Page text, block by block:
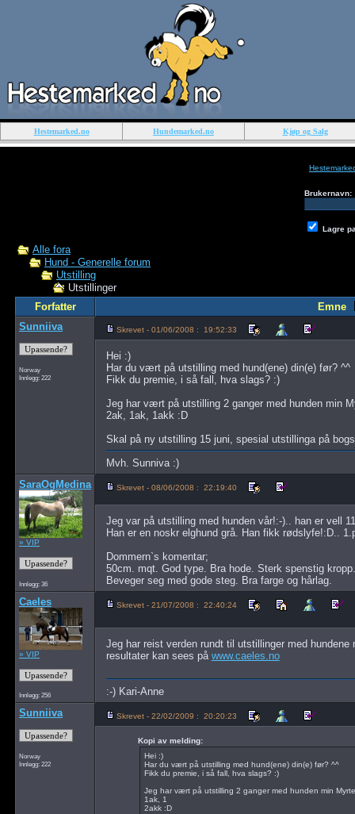
Hestemarked.no Hundemarked.no Kjøp og Salg
Brukernavn:
Lagre
Alle fora
Hund - Generelle forum
Utstilling
Utstillinger
Forfatter
Emne
Sunniiva
Norway
Innlegg: 222
Skrevet - 01/06/2008 : 19:52:33
Hei :)
Har du vært på utstilling med hund(ene) din(e) før? ^^
Fikk du premie, i så fall, hva slags? :)
Jeg har vært på utstilling 2 ganger med hunden min
2ak, 1ak, 1akk :D
Skal på ny utstilling 15 juni, spesial utstillinga på
Mvh. Sunniva :)
SaraOgMedina
» VIP
Innlegg: 36
Skrevet - 08/06/2008 : 22:19:40
Jeg var på utstilling med hunden vår!:-).. han er vell
Han er en noskr elghund grå. Han fikk rødslyfe!:D..
Dommern`s komentar;
50cm. mqt. God type. Bra hode. Sterk spenstig
Beveger seg med gode steg. Bra farge og hårlag.
Caeles
» VIP
Innlegg: 256
Skrevet - 21/07/2008 : 22:40:24
Jeg har reist verden rundt til utstillinger med
resultater kan sees på www.caeles.no
:-) Kari-Anne
Sunniiva
Norway
Innlegg: 222
Skrevet - 22/02/2009 : 20:20:23
Kopi av melding:
Hei :)
Har du vært på utstilling med hund(ene) din(e) før? ^^
Fikk du premie, i så fall, hva slags? :)
Jeg har vært på utstilling 2 ganger med hunden min
1ak, 1
2akk :D